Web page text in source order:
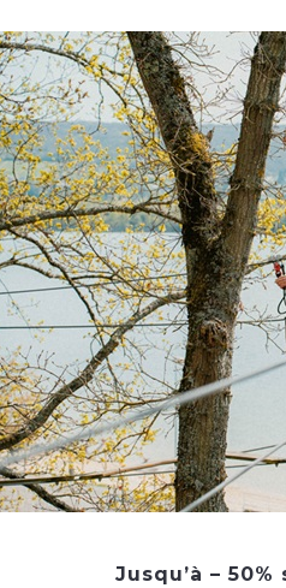
La chapelle est
En juillet 2016
son droit de
d'habitation
concours de
urbaine Grand
Elle sera bientôt
Jusqu’à –